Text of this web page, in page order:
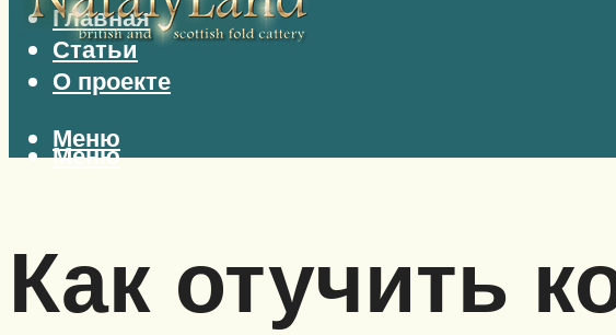
Главная
Статьи
О проекте
Меню
Меню
Как отучить